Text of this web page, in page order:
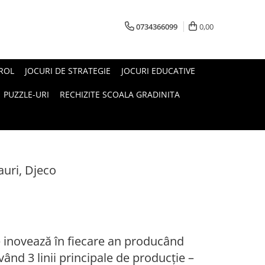
0734366099 0,00
JOCURI DE STRATEGIE JOCURI EDUCATIVE
PUZZLE-URI RECHIZITE SCOALA GRADINITA
Djeco
în fiecare an producând
3 linii principale de producție –